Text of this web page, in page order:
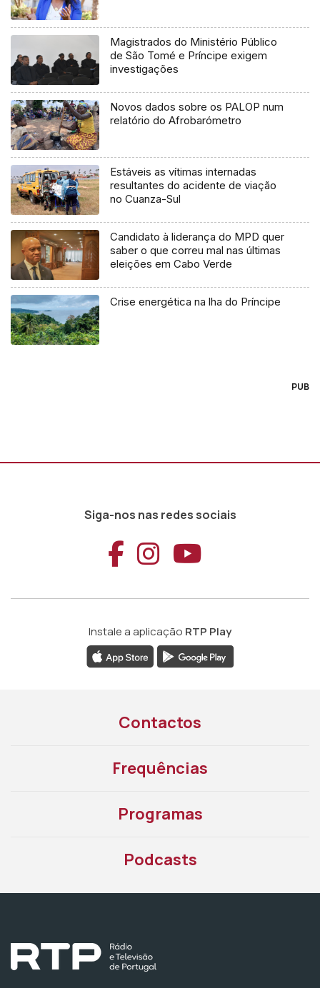
Magistrados do Ministério Público
de São Tomé e Príncipe exigem
investigações
Novos dados sobre os PALOP num
relatório do Afrobarómetro
Estáveis as vítimas internadas
resultantes do acidente de viação
no Cuanza-Sul
Candidato à liderança do MPD quer
saber o que correu mal nas últimas
eleições em Cabo Verde
Crise energética na lha do Príncipe
PUB
Siga-nos nas redes sociais
Aceder ao
Aceder ao
Aceder
Instale a aplicação RTP Play
Contactos
Frequências
Programas
Podcasts